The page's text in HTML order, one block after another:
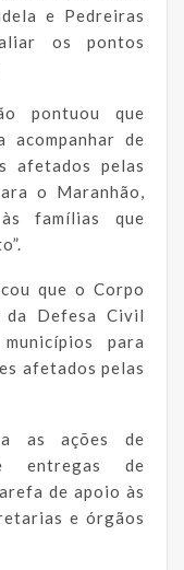
e Pedreiras
os pontos
pontuou que
acompanhar de
afetados pelas
o Maranhão,
famílias que
que o Corpo
da Defesa Civil
para
afetados pelas
as ações de
entregas de
de apoio às
e órgãos